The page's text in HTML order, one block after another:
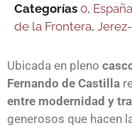
Categorías 0, España
de la Frontera,
Ubicada en pleno
Fernando de Castilla
entre modernidad y
generosos que hacen